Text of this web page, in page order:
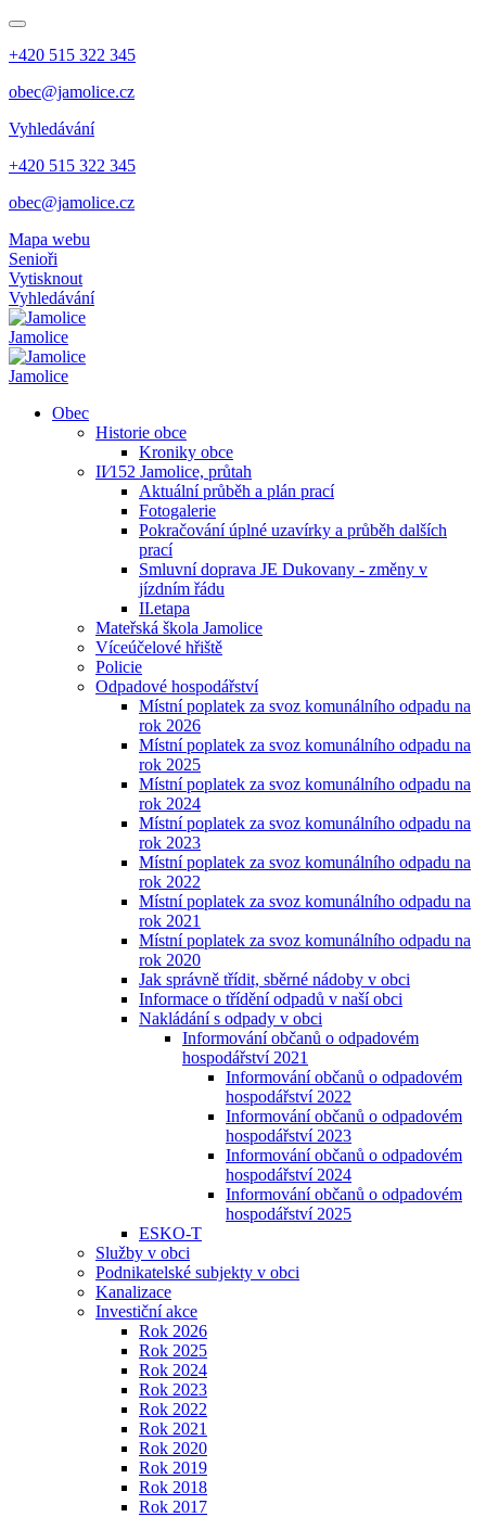
+420 515 322 345
obec@jamolice.cz
Vyhledávání
+420 515 322 345
obec@jamolice.cz
Mapa webu
Senioři
Vytisknout
Vyhledávání
Jamolice
Jamolice
Obec
Historie obce
Kroniky obce
II⁄152 Jamolice, průtah
Aktuální průběh a plán prací
Fotogalerie
Pokračování úplné uzavírky a průběh dalších
prací
Smluvní doprava JE Dukovany - změny v
jízdním řádu
II.etapa
Mateřská škola Jamolice
Víceúčelové hřiště
Policie
Odpadové hospodářství
Místní poplatek za svoz komunálního odpadu na
rok 2026
Místní poplatek za svoz komunálního odpadu na
rok 2025
Místní poplatek za svoz komunálního odpadu na
rok 2024
Místní poplatek za svoz komunálního odpadu na
rok 2023
Místní poplatek za svoz komunálního odpadu na
rok 2022
Místní poplatek za svoz komunálního odpadu na
rok 2021
Místní poplatek za svoz komunálního odpadu na
rok 2020
Jak správně třídit, sběrné nádoby v obci
Informace o třídění odpadů v naší obci
Nakládání s odpady v obci
Informování občanů o odpadovém
hospodářství 2021
Informování občanů o odpadovém
hospodářství 2022
Informování občanů o odpadovém
hospodářství 2023
Informování občanů o odpadovém
hospodářství 2024
Informování občanů o odpadovém
hospodářství 2025
ESKO-T
Služby v obci
Podnikatelské subjekty v obci
Kanalizace
Investiční akce
Rok 2026
Rok 2025
Rok 2024
Rok 2023
Rok 2022
Rok 2021
Rok 2020
Rok 2019
Rok 2018
Rok 2017